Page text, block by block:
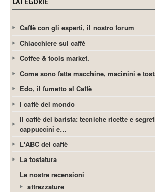
Caffè con gli esperti, il nostro forum
Chiacchiere sul caffè
Coffee & tools market.
Come sono fatte macchine, macinini e
Edo, il fumetto al Caffè
I caffè del mondo
Il caffè del barista: tecniche ricette e
cappuccini e…
L'ABC del caffè
La tostatura
Le nostre recensioni
attrezzature